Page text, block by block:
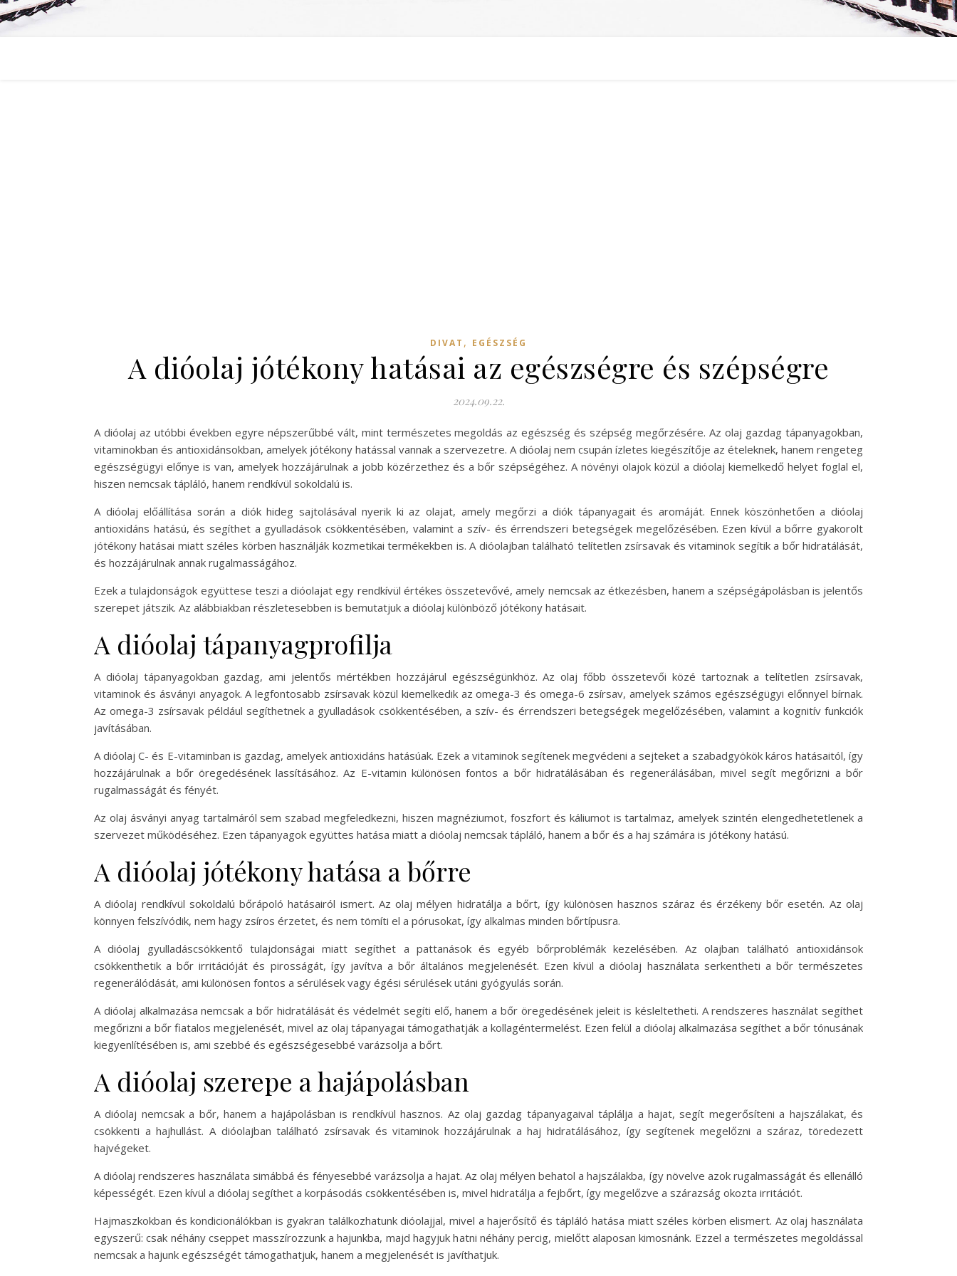
DIVAT , EGÉSZSÉG
A dióolaj jótékony hatásai az egészségre és szépségre
2024.09.22.
A dióolaj az utóbbi években egyre népszerűbbé vált, mint természetes megoldás az egészség és szépség megőrzésére. Az olaj gazdag tápanyagokban,
vitaminokban és antioxidánsokban, amelyek jótékony hatással vannak a szervezetre. A dióolaj nem csupán ízletes kiegészítője az ételeknek, hanem rengeteg
egészségügyi előnye is van, amelyek hozzájárulnak a jobb közérzethez és a bőr szépségéhez. A növényi olajok közül a dióolaj kiemelkedő helyet foglal el,
hiszen nemcsak tápláló, hanem rendkívül sokoldalú is.
A dióolaj előállítása során a diók hideg sajtolásával nyerik ki az olajat, amely megőrzi a diók tápanyagait és aromáját. Ennek köszönhetően a dióolaj
antioxidáns hatású, és segíthet a gyulladások csökkentésében, valamint a szív- és érrendszeri betegségek megelőzésében. Ezen kívül a bőrre gyakorolt
jótékony hatásai miatt széles körben használják kozmetikai termékekben is. A dióolajban található telítetlen zsírsavak és vitaminok segítik a bőr hidratálását,
és hozzájárulnak annak rugalmasságához.
Ezek a tulajdonságok együttese teszi a dióolajat egy rendkívül értékes összetevővé, amely nemcsak az étkezésben, hanem a szépségápolásban is jelentős
szerepet játszik. Az alábbiakban részletesebben is bemutatjuk a dióolaj különböző jótékony hatásait.
A dióolaj tápanyagprofilja
A dióolaj tápanyagokban gazdag, ami jelentős mértékben hozzájárul egészségünkhöz. Az olaj főbb összetevői közé tartoznak a telítetlen zsírsavak,
vitaminok és ásványi anyagok. A legfontosabb zsírsavak közül kiemelkedik az omega-3 és omega-6 zsírsav, amelyek számos egészségügyi előnnyel bírnak.
Az omega-3 zsírsavak például segíthetnek a gyulladások csökkentésében, a szív- és érrendszeri betegségek megelőzésében, valamint a kognitív funkciók
javításában.
A dióolaj C- és E-vitaminban is gazdag, amelyek antioxidáns hatásúak. Ezek a vitaminok segítenek megvédeni a sejteket a szabadgyökök káros hatásaitól, így
hozzájárulnak a bőr öregedésének lassításához. Az E-vitamin különösen fontos a bőr hidratálásában és regenerálásában, mivel segít megőrizni a bőr
rugalmasságát és fényét.
Az olaj ásványi anyag tartalmáról sem szabad megfeledkezni, hiszen magnéziumot, foszfort és káliumot is tartalmaz, amelyek szintén elengedhetetlenek a
szervezet működéséhez. Ezen tápanyagok együttes hatása miatt a dióolaj nemcsak tápláló, hanem a bőr és a haj számára is jótékony hatású.
A dióolaj jótékony hatása a bőrre
A dióolaj rendkívül sokoldalú bőrápoló hatásairól ismert. Az olaj mélyen hidratálja a bőrt, így különösen hasznos száraz és érzékeny bőr esetén. Az olaj
könnyen felszívódik, nem hagy zsíros érzetet, és nem tömíti el a pórusokat, így alkalmas minden bőrtípusra.
A dióolaj gyulladáscsökkentő tulajdonságai miatt segíthet a pattanások és egyéb bőrproblémák kezelésében. Az olajban található antioxidánsok
csökkenthetik a bőr irritációját és pirosságát, így javítva a bőr általános megjelenését. Ezen kívül a dióolaj használata serkentheti a bőr természetes
regenerálódását, ami különösen fontos a sérülések vagy égési sérülések utáni gyógyulás során.
A dióolaj alkalmazása nemcsak a bőr hidratálását és védelmét segíti elő, hanem a bőr öregedésének jeleit is késleltetheti. A rendszeres használat segíthet
megőrizni a bőr fiatalos megjelenését, mivel az olaj tápanyagai támogathatják a kollagéntermelést. Ezen felül a dióolaj alkalmazása segíthet a bőr tónusának
kiegyenlítésében is, ami szebbé és egészségesebbé varázsolja a bőrt.
A dióolaj szerepe a hajápolásban
A dióolaj nemcsak a bőr, hanem a hajápolásban is rendkívül hasznos. Az olaj gazdag tápanyagaival táplálja a hajat, segít megerősíteni a hajszálakat, és
csökkenti a hajhullást. A dióolajban található zsírsavak és vitaminok hozzájárulnak a haj hidratálásához, így segítenek megelőzni a száraz, töredezett
hajvégeket.
A dióolaj rendszeres használata simábbá és fényesebbé varázsolja a hajat. Az olaj mélyen behatol a hajszálakba, így növelve azok rugalmasságát és ellenálló
képességét. Ezen kívül a dióolaj segíthet a korpásodás csökkentésében is, mivel hidratálja a fejbőrt, így megelőzve a szárazság okozta irritációt.
Hajmaszkokban és kondicionálókban is gyakran találkozhatunk dióolajjal, mivel a hajerősítő és tápláló hatása miatt széles körben elismert. Az olaj használata
egyszerű: csak néhány cseppet masszírozzunk a hajunkba, majd hagyjuk hatni néhány percig, mielőtt alaposan kimosnánk. Ezzel a természetes megoldással
nemcsak a hajunk egészségét támogathatjuk, hanem a megjelenését is javíthatjuk.